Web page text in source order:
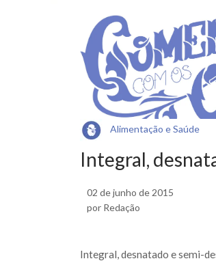
Alimentação e Saúde
Integral,
02 de junho de 2015
por Redação
Integral, desnatado e semi-